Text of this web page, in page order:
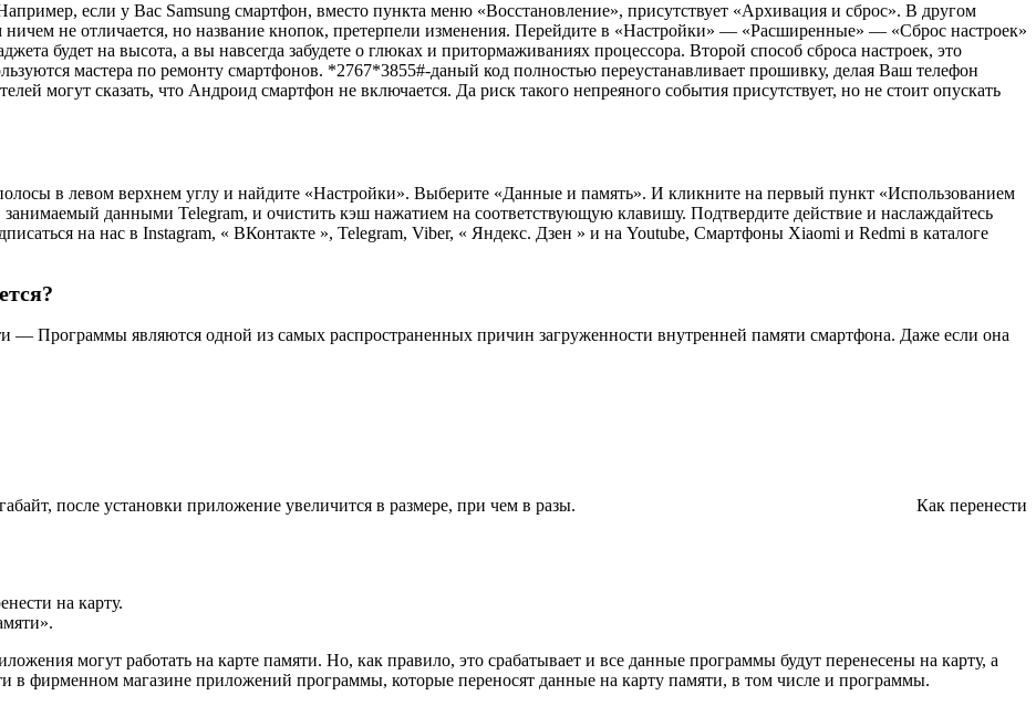
если у Вас Samsung смартфон, вместо пункта меню «Восстановление», присутствует «Архивация и сброс». В другом
не отличается, но название кнопок, претерпели изменения. Перейдите в «Настройки» — «Расширенные» — «Сброс настроек»
будет на высота, а вы навсегда забудете о глюках и притормаживаниях процессора. Второй способ сброса настроек, это
мастера по ремонту смартфонов. *2767*3855#-даный код полностью переустанавливает прошивку, делая Ваш телефон
могут сказать, что Андроид смартфон не включается. Да риск такого непреяного события присутствует, но не стоит опускать
в левом верхнем углу и найдите «Настройки». Выберите «Данные и память». И кликните на первый пункт «Использованием
данными Telegram, и очистить кэш нажатием на соответствующую клавишу. Подтвердите действие и наслаждайтесь
на нас в Instagram, « ВКонтакте », Telegram, Viber, « Яндекс. Дзен » и на Youtube, Смартфоны Xiaomi и Redmi в каталоге
— Программы являются одной из самых распространенных причин загруженности внутренней памяти смартфона. Даже если она
после установки приложение увеличится в размере, при чем в разы.
Как перенести
на карту.
могут работать на карте памяти. Но, как правило, это срабатывает и все данные программы будут перенесены на карту, а
в фирменном магазине приложений программы, которые переносят данные на карту памяти, в том числе и программы.